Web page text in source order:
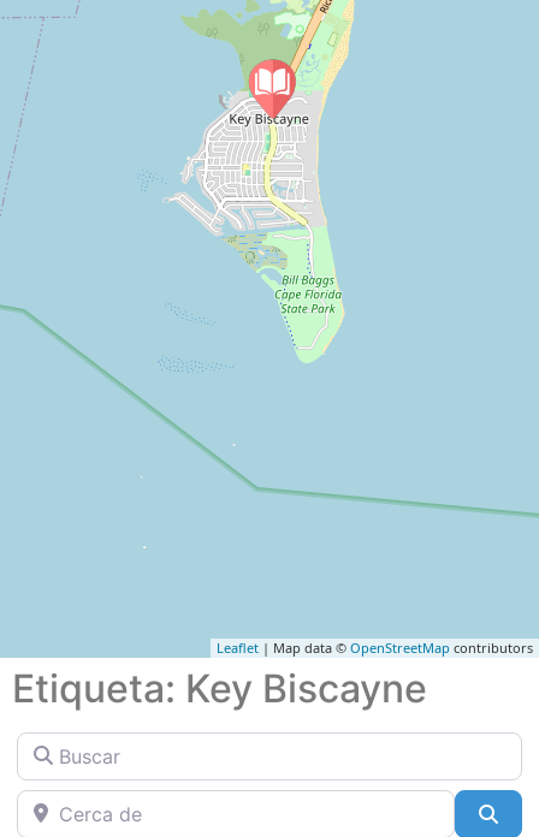
Leaflet | Map data © OpenStreetMap contributors
Etiqueta: Key Biscayne
Buscar
Cerca de